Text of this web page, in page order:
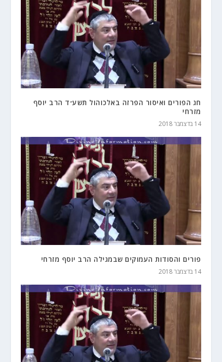
חג הפורים ואיסור הפרזה באלכוהול תשע״ד הרב יוסף
מזרחי
14 בדצמבר 2018
פורים והסודות העמוקים שבמגילה הרב יוסף מזרחי
14 בדצמבר 2018